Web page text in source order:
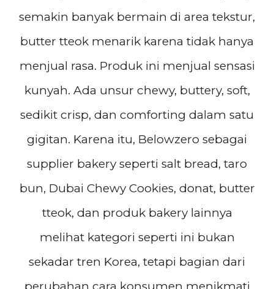
semakin banyak bermain di area tekstur,
butter tteok menarik karena tidak hanya
menjual rasa. Produk ini menjual sensasi
kunyah. Ada unsur chewy, buttery, soft,
sedikit crisp, dan comforting dalam satu
gigitan. Karena itu, Belowzero sebagai
supplier bakery seperti salt bread, taro
bun, Dubai Chewy Cookies, donat, butter
tteok, dan produk bakery lainnya
melihat kategori seperti ini bukan
sekadar tren Korea, tetapi bagian dari